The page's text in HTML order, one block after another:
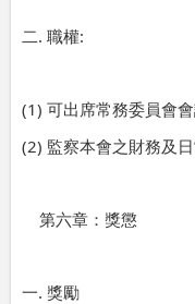
二. 職權:
(1) 可出席常務委員會
(2) 監察本會之財務及日
第六章：獎懲
一. 獎勵